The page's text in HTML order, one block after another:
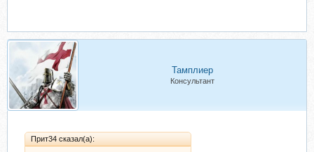
Тамплиер
Консультант
Прит34 сказал(а):